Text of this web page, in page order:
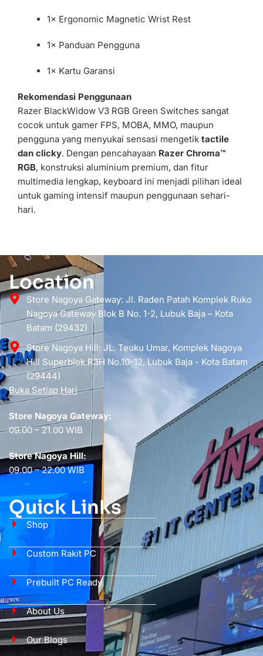
1× Ergonomic Magnetic Wrist Rest
1× Panduan Pengguna
1× Kartu Garansi
Rekomendasi Penggunaan
Razer BlackWidow V3 RGB Green Switches sangat
cocok untuk gamer FPS, MOBA, MMO, maupun
pengguna yang menyukai sensasi mengetik tactile
dan clicky. Dengan pencahayaan Razer Chroma™
RGB, konstruksi aluminium premium, dan fitur
multimedia lengkap, keyboard ini menjadi pilihan ideal
untuk gaming intensif maupun penggunaan sehari-
hari.
Location
Store Nagoya Gateway: Jl. Raden Patah Komplek Ruko
Nagoya Gateway Blok B No. 1-2, Lubuk Baja – Kota
Batam (29432)
Store Nagoya Hill: JL. Teuku Umar, Komplek Nagoya
Hill Superblok R3H No.10-12, Lubuk Baja - Kota Batam
(29444)
Buka Setiap Hari
Store Nagoya Gateway:
09.00 – 21.00 WIB
Store Nagoya Hill:
09.00 – 22.00 WIB
Quick Links
Shop
Custom Rakit PC
Prebuilt PC Ready
About Us
Our Blogs